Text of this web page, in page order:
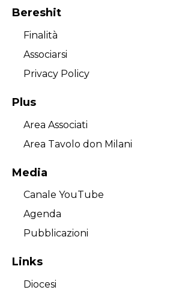
Bereshit
Finalità
Associarsi
Privacy Policy
Plus
Area Associati
Area Tavolo don Milani
Media
Canale YouTube
Agenda
Pubblicazioni
Links
Diocesi